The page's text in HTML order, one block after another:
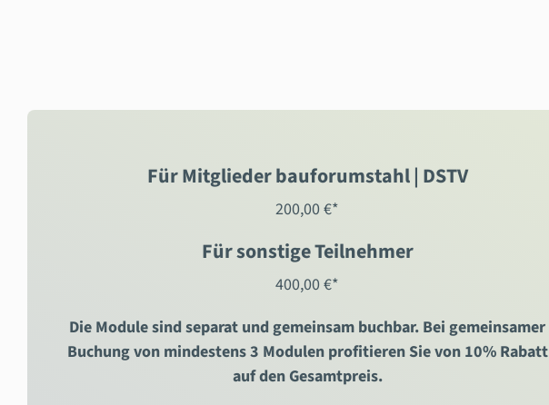
Für Mitglieder bauforumstahl | DSTV
200,00 €*
Für sonstige Teilnehmer
400,00 €*
Die Module sind separat und gemeinsam buchbar. Bei gemeinsamer
Buchung von mindestens 3 Modulen profitieren Sie von 10% Rabatt
auf den Gesamtpreis.